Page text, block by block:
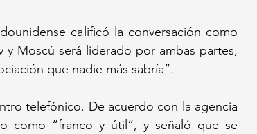
calificó la conversación como
Moscú será liderado por ambas partes,
que nadie más sabría”.
telefónico. De acuerdo con la agencia
como “franco y útil”, y señaló que se